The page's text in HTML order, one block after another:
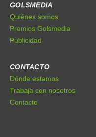
GOLSMEDIA
Quiénes somos
Premios Golsmedia
Publicidad
CONTACTO
Dónde estamos
Trabaja con nosotros
Contacto